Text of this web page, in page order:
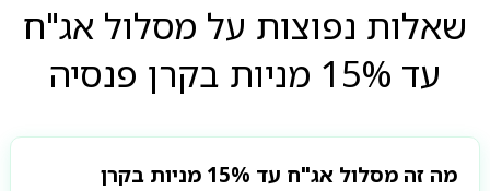
שאלות נפוצות על מסלול אג"ח
עד 15% מניות בקרן פנסיה
מה זה מסלול אג"ח עד 15% מניות בקרן